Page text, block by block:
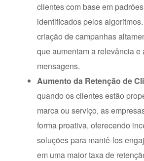
clientes com base em
identificados pelos
criação de campanhas
que aumentam a relevância e
mensagens.
Aumento da Retenção de
quando os clientes estão
marca ou serviço, as
forma proativa, oferecendo
soluções para mantê-los
em uma maior taxa de